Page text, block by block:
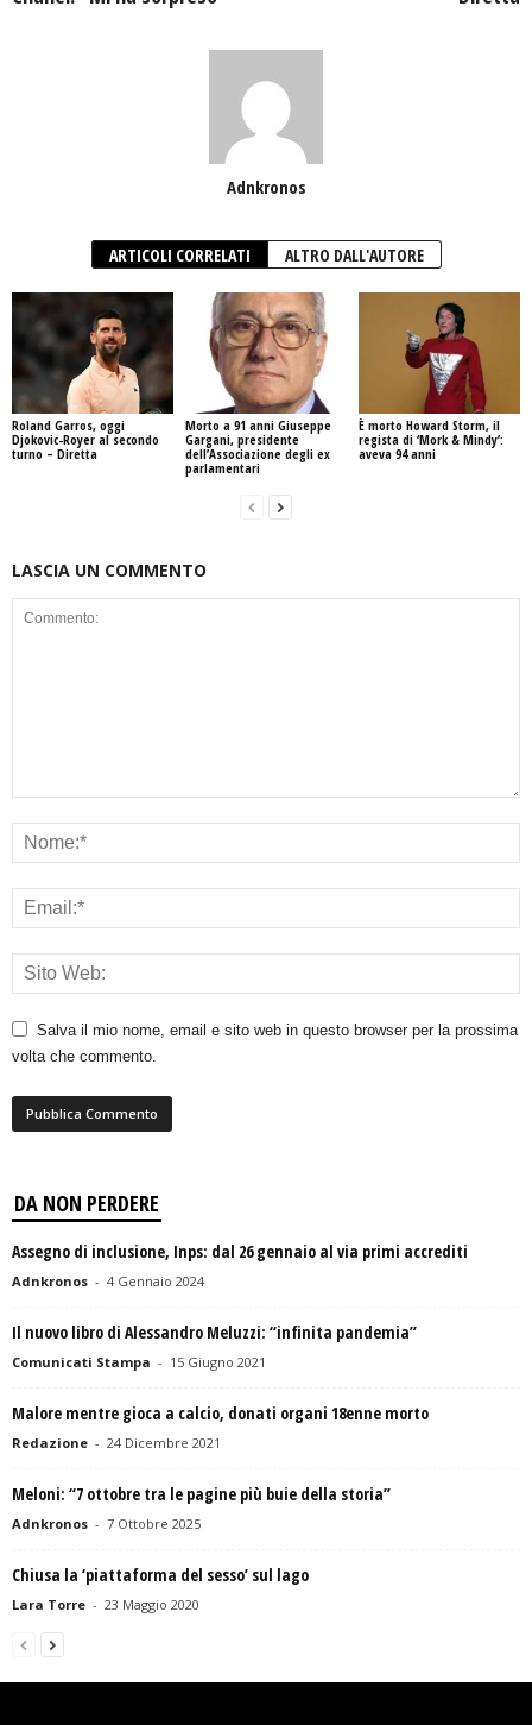
Adnkronos
ARTICOLI CORRELATI ALTRO DALL'AUTORE
Roland Garros, oggi
Djokovic-Royer al secondo
turno – Diretta
Morto a 91 anni Giuseppe
Gargani, presidente
dell’Associazione degli ex
parlamentari
È morto Howard Storm, il
regista di ‘Mork & Mindy’:
aveva 94 anni
LASCIA UN COMMENTO
Salva il mio nome, email e sito web in questo browser per la prossima
volta che commento.
DA NON PERDERE
Assegno di inclusione, Inps: dal 26 gennaio al via primi accrediti
Adnkronos - 4 Gennaio 2024
Il nuovo libro di Alessandro Meluzzi: “infinita pandemia”
Comunicati Stampa - 15 Giugno 2021
Malore mentre gioca a calcio, donati organi 18enne morto
Redazione - 24 Dicembre 2021
Meloni: “7 ottobre tra le pagine più buie della storia”
Adnkronos - 7 Ottobre 2025
Chiusa la ‘piattaforma del sesso’ sul lago
Lara Torre - 23 Maggio 2020